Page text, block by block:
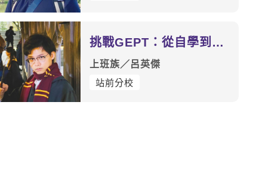
挑戰GEPT：從自學到有
方向的學習
上班族／呂英傑
站前分校